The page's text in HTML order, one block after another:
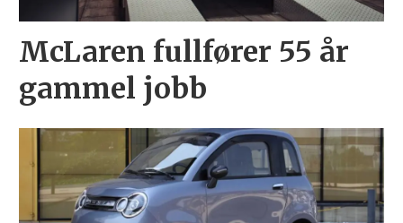
McLaren fullfører 55 år
gammel jobb